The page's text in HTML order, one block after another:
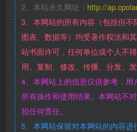
2、本站永久网址： http://
3、本网站的所有内容（包括但不
图表、数据等）均受著作权法和
站书面许可，任何单位或个人不
用、复制、修改、传播、分发、发
4、本网站上的信息仅供参考，
所有操作和使用结果。本网站不
担任何责任。
5、本网站保留对本网站的内容